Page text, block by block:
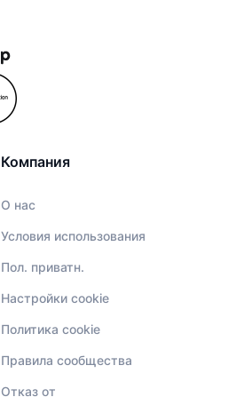
Компания
О нас
Условия использования
Пол. приватн.
Настройки cookie
Политика cookie
Правила сообщества
Отказ от